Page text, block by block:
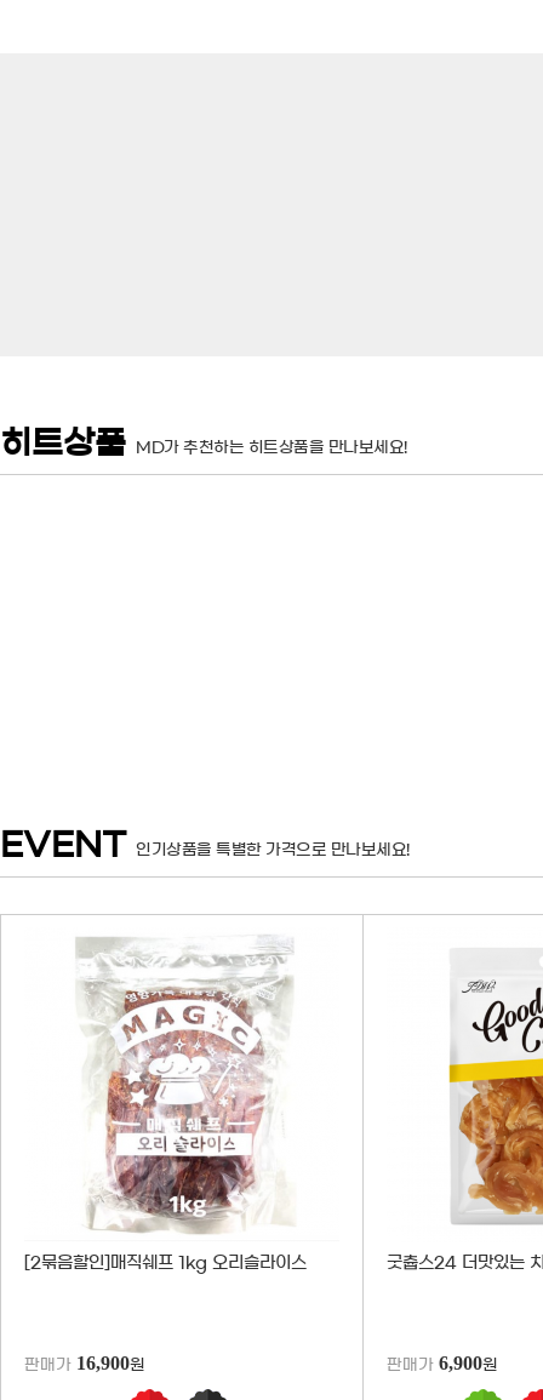
히트상품 MD가 추천하는 히트상품을 만나보세요!
EVENT 인기상품을 특별한 가격으로 만나보세요!
[2묶음할인]매직쉐프 1kg 오리슬라이스
판매가 16,900원
굿츕스24 더맛있는
판매가 6,900원